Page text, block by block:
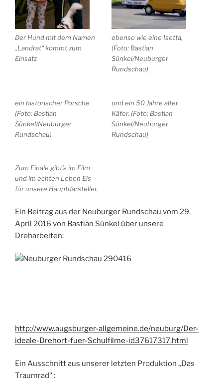
Der Hund mit dem Namen
„Landrat“ kommt zum
Einsatz
ebenso wie eine Isetta,
(Foto: Bastian
Sünkel/Neuburger
Rundschau)
ein historischer Porsche
(Foto: Bastian
Sünkel/Neuburger
Rundschau)
und ein 50 Jahre alter
Käfer. (Foto: Bastian
Sünkel/Neuburger
Rundschau)
Zum Finale gibt’s im Film
und im echten Leben Eis
für unsere Hauptdarsteller.
Ein Beitrag aus der Neuburger Rundschau vom 29.
April 2016 von Bastian Sünkel über unsere
Dreharbeiten:
http://www.augsburger-allgemeine.de/neuburg/Der-
ideale-Drehort-fuer-Schulfilme-id37617317.html
Ein Ausschnitt aus unserer letzten Produktion „Das
Traumrad“ :